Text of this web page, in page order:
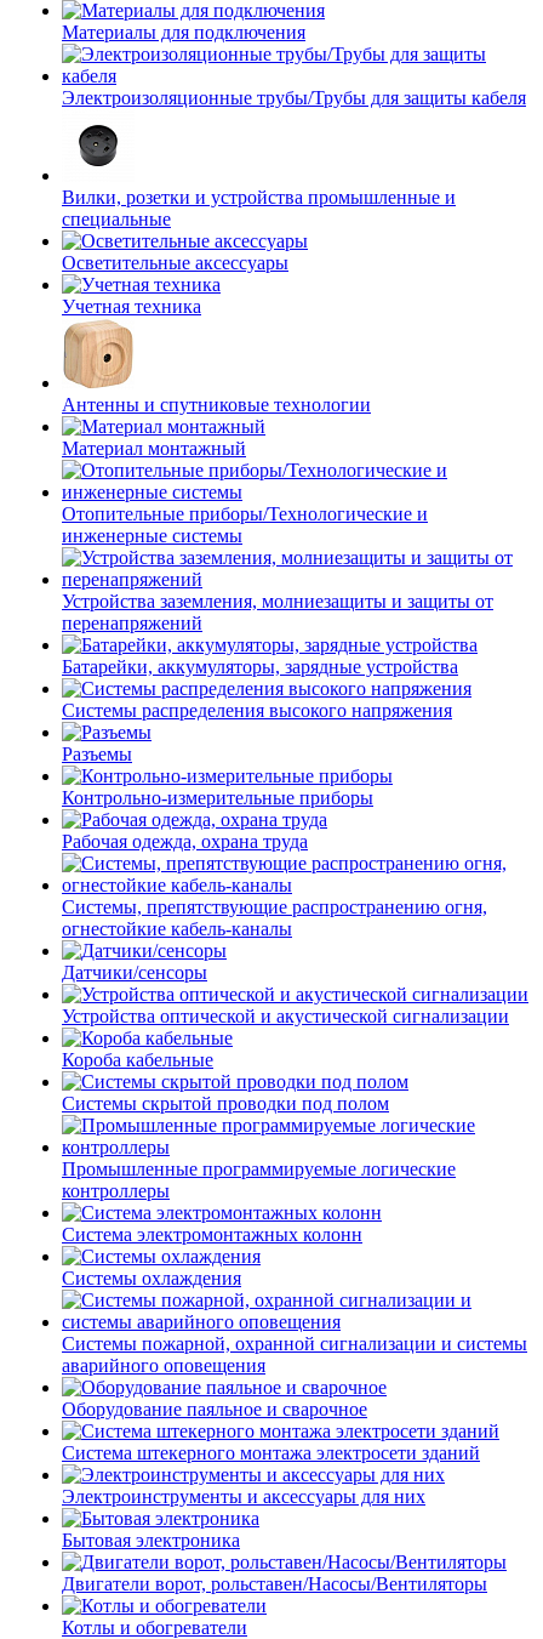
Материалы для подключения
Электроизоляционные трубы/Трубы для защиты кабеля
Вилки, розетки и устройства промышленные и
специальные
Осветительные аксессуары
Учетная техника
Антенны и спутниковые технологии
Материал монтажный
Отопительные приборы/Технологические и
инженерные системы
Устройства заземления, молниезащиты и защиты от
перенапряжений
Батарейки, аккумуляторы, зарядные устройства
Системы распределения высокого напряжения
Разъемы
Контрольно-измерительные приборы
Рабочая одежда, охрана труда
Системы, препятствующие распространению огня,
огнестойкие кабель-каналы
Датчики/сенсоры
Устройства оптической и акустической сигнализации
Короба кабельные
Системы скрытой проводки под полом
Промышленные программируемые логические
контроллеры
Система электромонтажных колонн
Системы охлаждения
Системы пожарной, охранной сигнализации и системы
аварийного оповещения
Оборудование паяльное и сварочное
Система штекерного монтажа электросети зданий
Электроинструменты и аксессуары для них
Бытовая электроника
Двигатели ворот, рольставен/Насосы/Вентиляторы
Котлы и обогреватели